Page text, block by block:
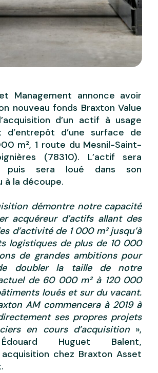
Management annonce avoir
nouveau fonds Braxton Value
d’un actif à usage
d’entrepôt d’une surface de
m², 1 route du Mesnil-Saint-
(78310). L’actif sera
puis sera loué dans son
à la découpe.
démontre notre capacité
acquéreur d’actifs allant des
d’activité de 1 000 m² jusqu’à
logistiques de plus de 10 000
de grandes ambitions pour
doubler la taille de notre
de 60 000 m² à 120 000
loués et sur du vacant.
AM commencera à 2019 à
ses propres projets
en cours d’acquisition »,
Huguet Balent,
chez Braxton Asset